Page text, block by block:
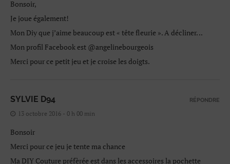
Bonsoir,
Je joue également!
Mon Diy que j’aime beaucoup est « tête fleurie ». A décliner. ..
Mon profil Facebook est @angelinebourgeois
Merci pour ce petit jeu et je croise les doigts.
SYLVIE D94
13 octobre 2016 - 0 h 00 min
Bonsoir
Merci pour ce jeu je tente ma chance
Ma DIY Couture préfèrée est dans les accessoires la pochette
RÉPONDRE